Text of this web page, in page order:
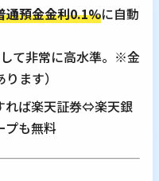
通預金金利0.1%に自動
して非常に高水準。※金
ます）
れば楽天証券⇔楽天銀
プも無料